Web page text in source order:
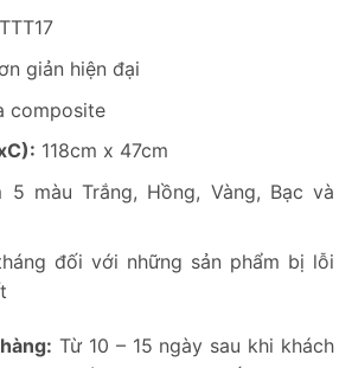
TTT17
giản hiện đại
composite
118cm x 47cm
5 màu Trắng, Hồng, Vàng, Bạc và
đối với những sản phẩm bị lỗi
Từ 10 – 15 ngày sau khi khách